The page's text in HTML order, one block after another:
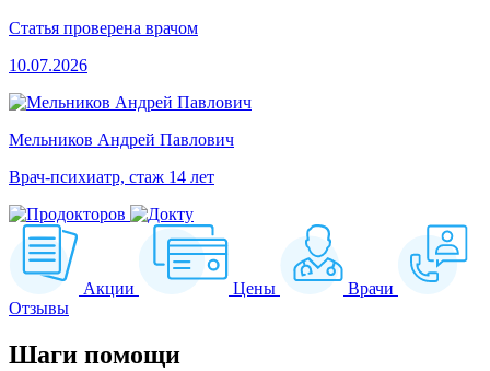
Статья проверена врачом
10.07.2026
Мельников Андрей Павлович
Врач-психиатр, стаж 14 лет
Акции Цены
Врачи
Отзывы
Шаги помощи